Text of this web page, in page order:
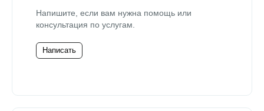
Напишите, если вам нужна помощь или
консультация по услугам.
Написать